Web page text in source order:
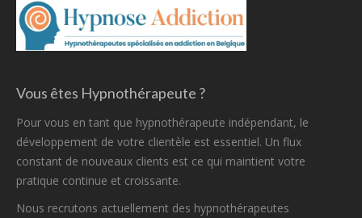
Vous êtes Hypnothérapeute ?
Pour vous en tant que hypnothérapeute indépendant, le
développement de votre clientèle est essentiel. Un flux
constant de nouveaux clients est ce qui maintient votre
pratique continue et croissante.
Nous recrutons actuellement des hypnothérapeutes